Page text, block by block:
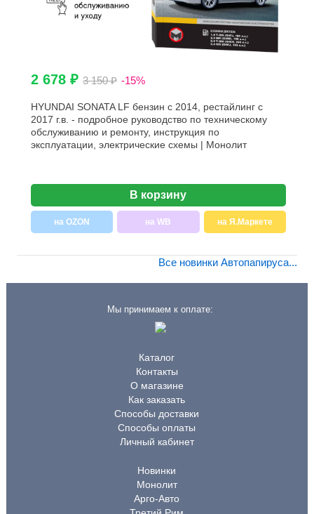
2 678 ₽ 3 150 ₽ -15%
HYUNDAI SONATA LF бензин с 2014, рестайлинг с
2017 г.в. - подробное руководство по техническому
обслуживанию и ремонту, инструкция по
эксплуатации, электрические схемы | Монолит
В корзину
на OZON на WB на Я.Маркете
Все новинки Автопапируса...
Мы принимаем к оплате:
Каталог
Контакты
О магазине
Как заказать
Способы доставки
Способы оплаты
Личный кабинет
Новинки
Монолит
Арго-Авто